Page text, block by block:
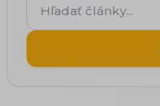
články...